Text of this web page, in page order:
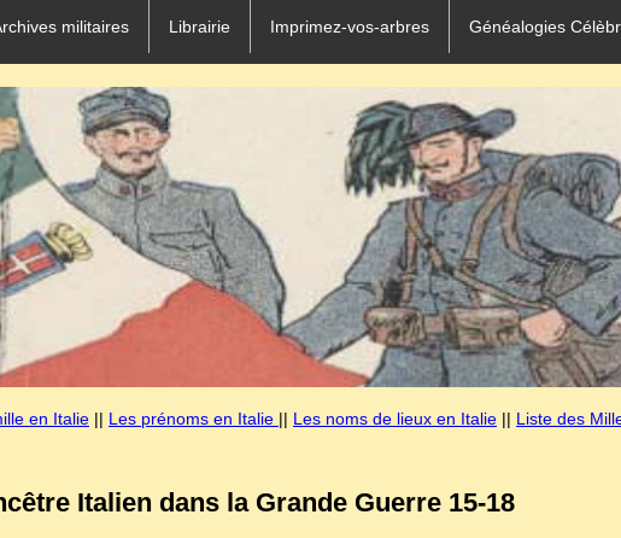
militaires Librairie Imprimez-vos-arbres Généalogies
en Italie || Les prénoms en Italie || Les noms de lieux en Italie || Liste des
Italien dans la Grande Guerre 15-18